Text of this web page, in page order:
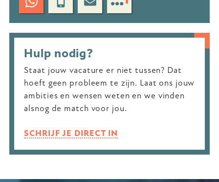
Hulp nodig?
Staat jouw vacature er niet tussen? Dat
hoeft geen probleem te zijn. Laat ons jouw
ambities en wensen weten en we vinden
alsnog de match voor jou.
SCHRIJF JE DIRECT IN